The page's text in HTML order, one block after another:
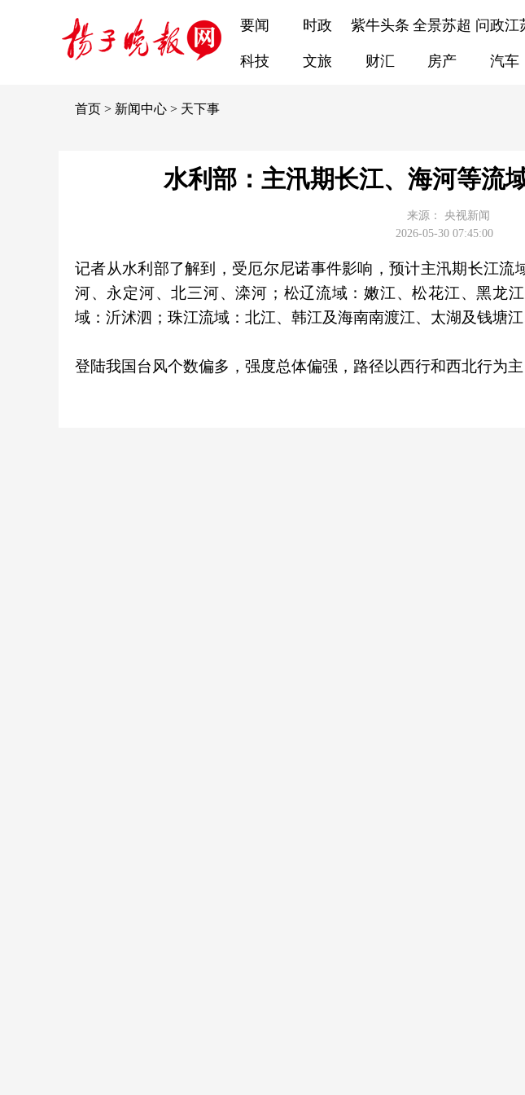
要闻 时政 紫牛头条 全景苏超 问政江
科技 文旅 财汇 房产 汽车
首页 > 新闻中心 > 天下事
水利部：主汛期长江、海河等流
来源：
央视新闻
2026-05-30 07:45:00
记者从水利部了解到，受厄尔尼诺事件影响，预计主汛期长江流
河、永定河、北三河、滦河；松辽流域：嫩江、松花江、黑龙
域：沂沭泗；珠江流域：北江、韩江及海南南渡江、太湖及钱塘
登陆我国台风个数偏多，强度总体偏强，路径以西行和西北行为